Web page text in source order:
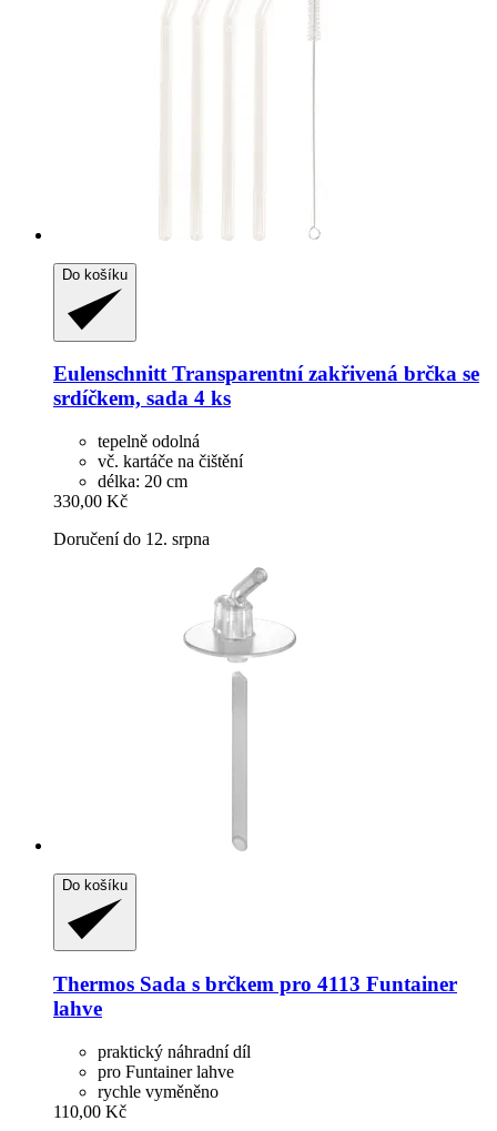
Do košíku
EulenschnittTransparentní zakřivená brčka se
srdíčkem, sada 4 ks
tepelně odolná
vč. kartáče na čištění
délka: 20 cm
330,00 Kč
Doručení do 12. srpna
Do košíku
Thermos Sada s brčkem pro 4113 Funtainer
lahve
praktický náhradní díl
pro Funtainer lahve
rychle vyměněno
110,00 Kč